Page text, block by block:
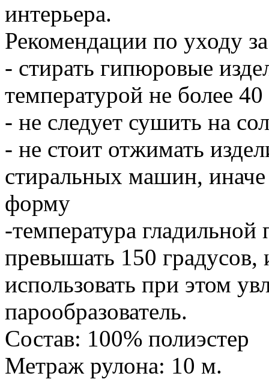
интерьера.
Рекомендации по уходу
- стирать гипюровые
температурой не более 40
- не следует сушить на
- не стоит отжимать
стиральных машин,
форму
-температура
превышать 150 градусов,
использовать при этом
парообразователь.
Состав: 100% полиэстер
Метраж рулона: 10 м.